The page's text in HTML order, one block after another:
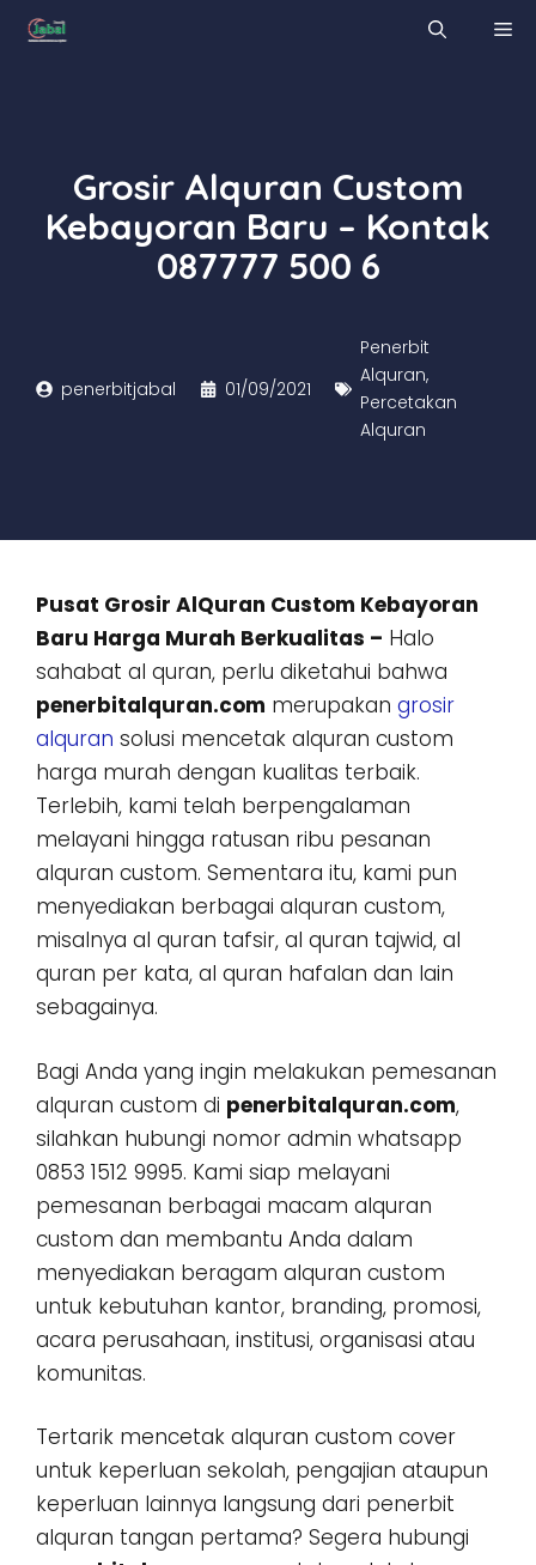
Skip
Grosir Alquran Custom
Kebayoran Baru – Kontak
087777 500 6
penerbitjabal 01/09/2021
Penerbit
Alquran,
Percetakan
Alquran
Pusat Grosir AlQuran Custom Kebayoran
Baru Harga Murah Berkualitas – Halo
sahabat al quran, perlu diketahui bahwa
penerbitalquran.com merupakan grosir
alquran solusi mencetak alquran custom
harga murah dengan kualitas terbaik.
Terlebih, kami telah berpengalaman
melayani hingga ratusan ribu pesanan
alquran custom. Sementara itu, kami pun
menyediakan berbagai alquran custom,
misalnya al quran tafsir, al quran tajwid, al
quran per kata, al quran hafalan dan lain
sebagainya.
Bagi Anda yang ingin melakukan pemesanan
alquran custom di penerbitalquran.com,
silahkan hubungi nomor admin whatsapp
0853 1512 9995. Kami siap melayani
pemesanan berbagai macam alquran
custom dan membantu Anda dalam
menyediakan beragam alquran custom
untuk kebutuhan kantor, branding, promosi,
acara perusahaan, institusi, organisasi atau
komunitas.
Tertarik mencetak alquran custom cover
untuk keperluan sekolah, pengajian ataupun
keperluan lainnya langsung dari penerbit
alquran tangan pertama? Segera hubungi